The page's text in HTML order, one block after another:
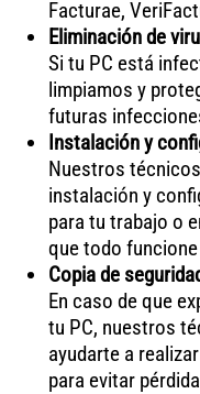
Facturae,
Eliminación de
Si tu PC está
limpiamos y
futuras
Instalación y
Nuestros
instalación y
para tu trabajo o
que todo
Copia de
En caso de que
tu PC, nuestros
ayudarte a
para evitar